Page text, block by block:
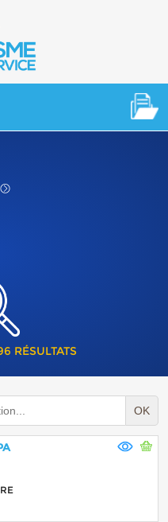
RÉSULTATS
OK